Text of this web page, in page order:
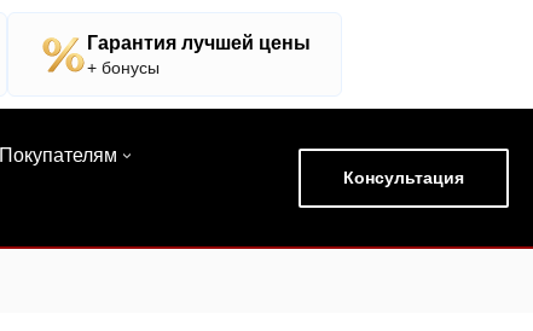
Гарантия лучшей цены
+ бонусы
Покупателям
Консультация